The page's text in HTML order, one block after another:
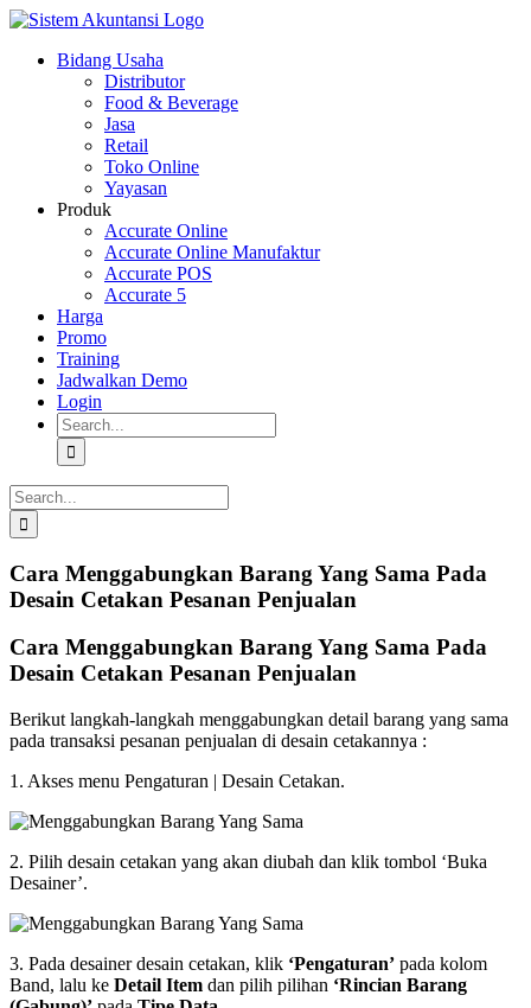
Skip
contentBidang Usaha
Distributor
Food & Beverage
Jasa
Retail
Toko Online
Yayasan
Produk
Accurate Online
Accurate Online Manufaktur
Accurate POS
Accurate 5
Harga
Promo
Training
Jadwalkan Demo
Login
Search
for:
Search
for:
Cara Menggabungkan Barang Yang Sama Pada
Desain Cetakan Pesanan Penjualan
Cara Menggabungkan Barang Yang Sama Pada
Desain Cetakan Pesanan Penjualan
Berikut langkah-langkah menggabungkan detail barang yang sama
pada transaksi pesanan penjualan di desain cetakannya :
1. Akses menu Pengaturan | Desain Cetakan.
2. Pilih desain cetakan yang akan diubah dan klik tombol ‘Buka
Desainer’.
3. Pada desainer desain cetakan, klik ‘Pengaturan’ pada kolom
Band, lalu ke Detail Item dan pilih pilihan ‘Rincian Barang